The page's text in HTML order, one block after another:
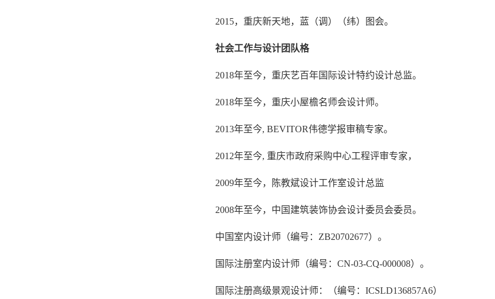
2015，重庆新天地，蓝（调）（纬）图会。
社会工作与设计团队格
2018年至今，重庆艺百年国际设计特约设计总监。
2018年至今，重庆小屋檐名师会设计师。
2013年至今, BEVITOR伟德学报审稿专家。
2012年至今, 重庆市政府采购中心工程评审专家，
2009年至今，陈教斌设计工作室设计总监
2008年至今，中国建筑装饰协会设计委员会委员。
中国室内设计师（编号：ZB20702677）。
国际注册室内设计师（编号：CN-03-CQ-000008）。
国际注册高级景观设计师：（编号：ICSLD136857A6）